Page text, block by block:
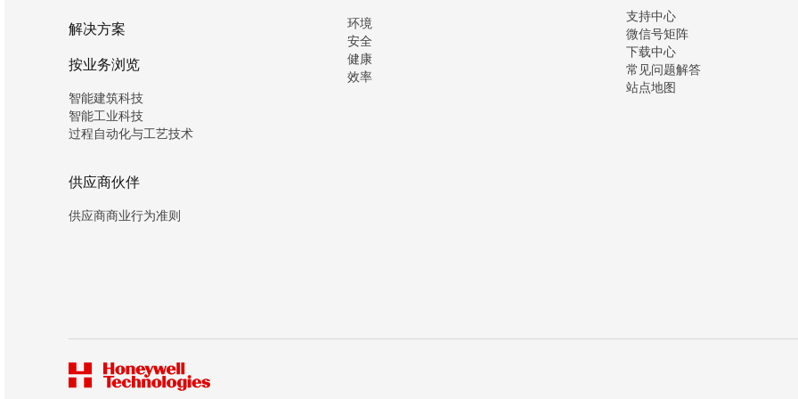
解决方案
按业务浏览
智能建筑科技
智能工业科技
过程自动化与工艺技术
供应商伙伴
供应商商业行为准则
环境
安全
健康
效率
支持中心
微信号矩阵
下载中心
常见问题解答
站点地图